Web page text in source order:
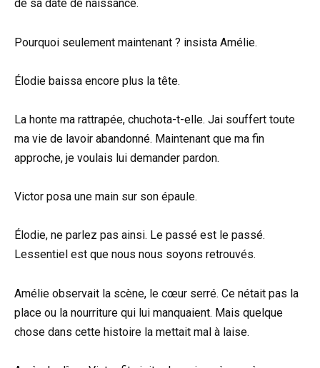
de sa date de naissance.
Pourquoi seulement maintenant ? insista Amélie.
Élodie baissa encore plus la tête.
La honte ma rattrapée, chuchota-t-elle. Jai souffert toute
ma vie de lavoir abandonné. Maintenant que ma fin
approche, je voulais lui demander pardon.
Victor posa une main sur son épaule.
Élodie, ne parlez pas ainsi. Le passé est le passé.
Lessentiel est que nous nous soyons retrouvés.
Amélie observait la scène, le cœur serré. Ce nétait pas la
place ou la nourriture qui lui manquaient. Mais quelque
chose dans cette histoire la mettait mal à laise.